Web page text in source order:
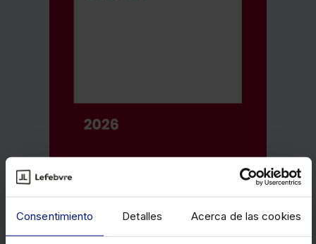
Consentimiento Detalles Acerca de las cookies
Memento Social 2026